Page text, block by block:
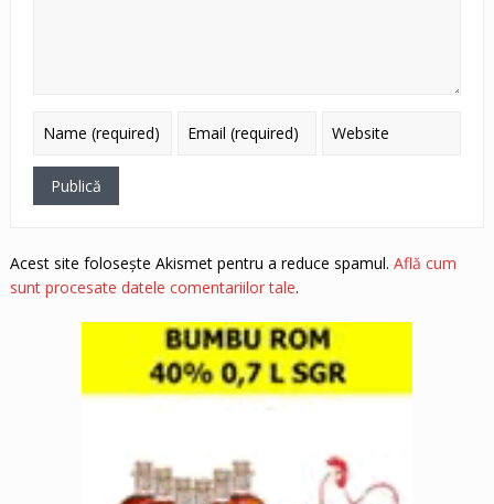
Acest site folosește Akismet pentru a reduce spamul. Află cum
sunt procesate datele comentariilor tale.